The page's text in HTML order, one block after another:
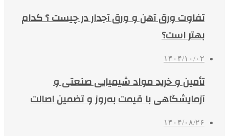
تفاوت ورق آهن و ورق آجدار در چیست ؟ کدام
بهتر است؟
۱۴۰۴/۱۰/۰۲
تأمین و خرید مواد شیمیایی صنعتی و
آزمایشگاهی با قیمت به‌روز و تضمین اصالت
۱۴۰۴/۰۸/۲۶